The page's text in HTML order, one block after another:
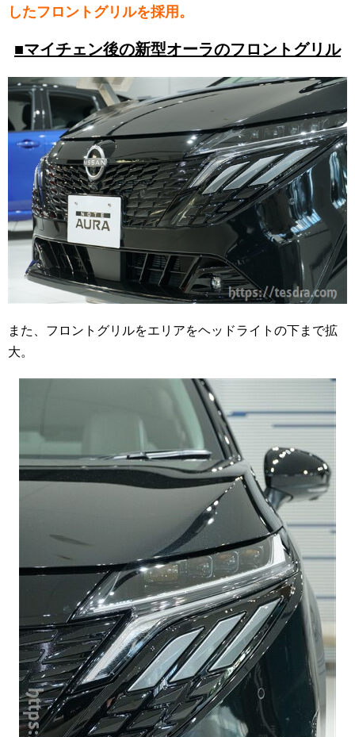
したフロントグリルを採用。
■マイチェン後の新型オーラのフロントグリル
また、フロントグリルをエリアをヘッドライトの下まで拡
大。